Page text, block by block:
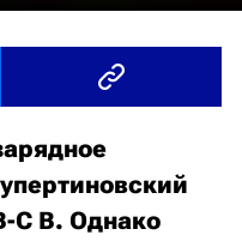
C B. Однако